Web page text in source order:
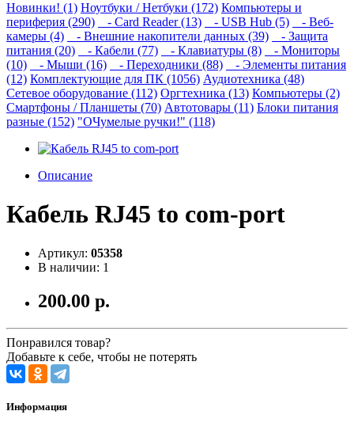
Новинки! (1) Ноутбуки / Нетбуки (172) Компьютеры и
периферия (290)
- Card Reader (13) - USB Hub (5)
- Веб-
камеры (4)
- Внешние накопители данных (39)
- Защита
питания (20)
- Кабели (77) - Клавиатуры (8)
- Мониторы
(10)
- Мыши (16) - Переходники (88)
- Элементы питания
(12) Комплектующие для ПК (1056) Аудиотехника (48)
Сетевое оборудование (112) Оргтехника (13) Компьютеры (2)
Смартфоны / Планшеты (70) Автотовары (11) Блоки питания
разные (152) "ОЧумелые ручки!" (118)
Описание
Кабель RJ45 to com-port
Артикул: 05358
В наличии: 1
200.00 р.
Понравился товар?
Добавьте к себе, чтобы не потерять
Информация